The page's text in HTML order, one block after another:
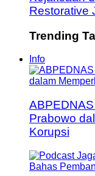
Restorative
Trending
Info
Prabowo
Korupsi